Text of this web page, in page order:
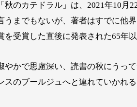
「秋のカテドラル」は、2021年10月
うまでもないが、著者はすでに他
を受賞した直後に発表された65年
やかで思慮深い、読書の秋にうっ
スのブールジュへと連れていかれる